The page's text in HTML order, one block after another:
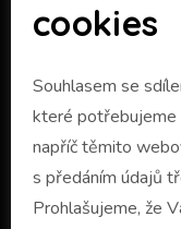
cookies
Souhlasem se
které potřebujeme
napříč těmito webovými
s předáním údajů
Prohlašujeme, že